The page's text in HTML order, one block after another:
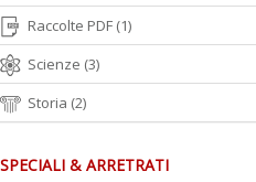
Raccolte PDF (1)
Scienze (3)
Storia (2)
SPECIALI & ARRETRATI